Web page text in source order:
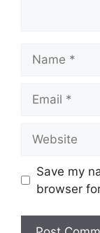
Save my
browser